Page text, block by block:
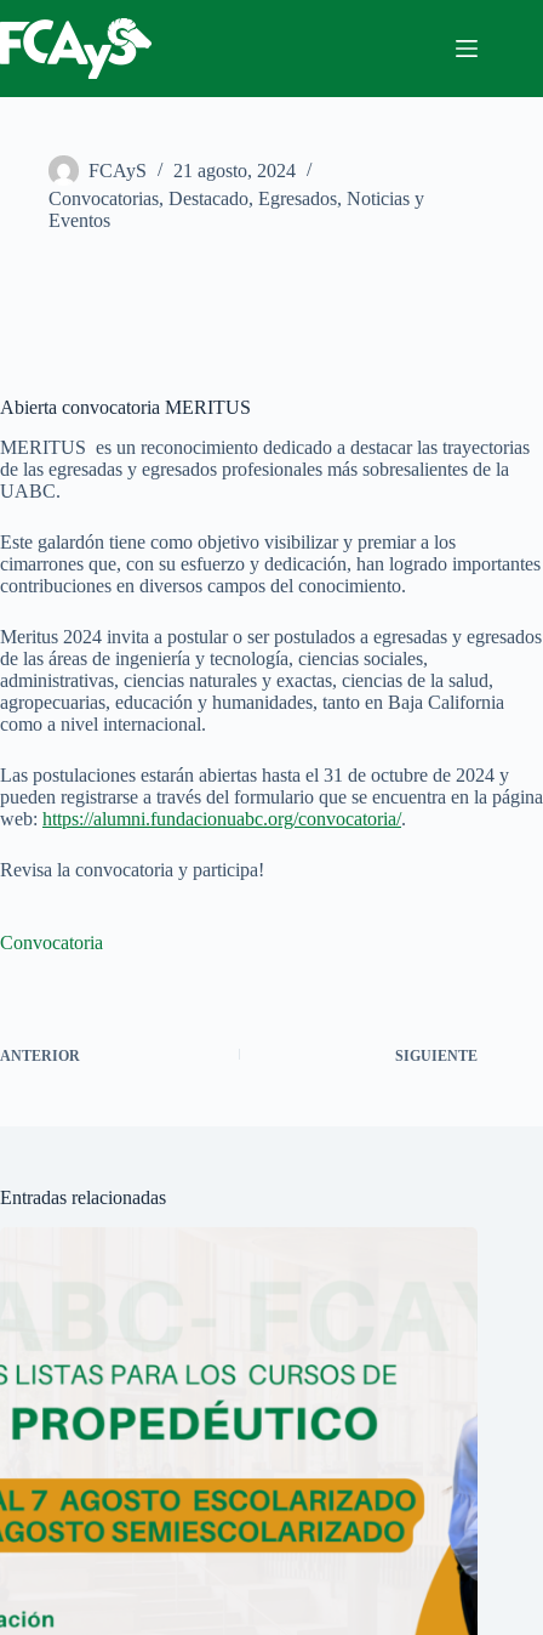
al
contenido
FCAyS
21 agosto, 2024
Convocatorias, Destacado, Egresados, Noticias y
Eventos
Abierta convocatoria MERITUS
MERITUS es un reconocimiento dedicado a destacar las trayectorias
de las egresadas y egresados profesionales más sobresalientes de la
UABC.
Este galardón tiene como objetivo visibilizar y premiar a los
cimarrones que, con su esfuerzo y dedicación, han logrado importantes
contribuciones en diversos campos del conocimiento.
Meritus 2024 invita a postular o ser postulados a egresadas y egresados
de las áreas de ingeniería y tecnología, ciencias sociales,
administrativas, ciencias naturales y exactas, ciencias de la salud,
agropecuarias, educación y humanidades, tanto en Baja California
como a nivel internacional.
Las postulaciones estarán abiertas hasta el 31 de octubre de 2024 y
pueden registrarse a través del formulario que se encuentra en la página
web: https://alumni.fundacionuabc.org/convocatoria/.
Revisa la convocatoria y participa!
Convocatoria
ANTERIOR SIGUIENTE
Entradas relacionadas